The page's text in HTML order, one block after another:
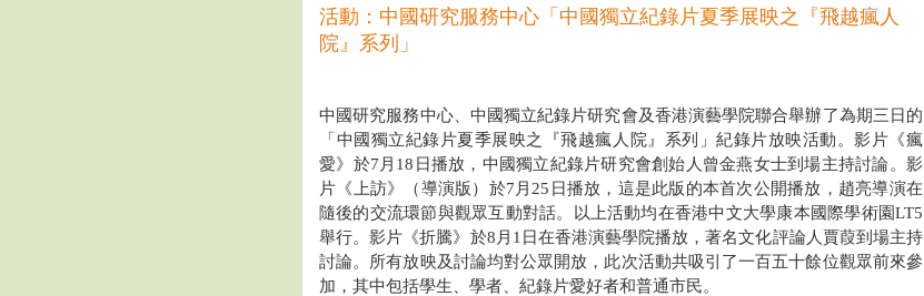
活動：中國研究服務中心「中國獨立紀錄片夏季展映之『飛越瘋人
院』系列」
中國研究服務中心、中國獨立紀錄片研究會及香港演藝學院聯合舉辦了為期三日的
「中國獨立紀錄片夏季展映之『飛越瘋人院』系列」紀錄片放映活動。影片《瘋
愛》於7月18日播放，中國獨立紀錄片研究會創始人曾金燕女士到場主持討論。影
片《上訪》（導演版）於7月25日播放，這是此版的本首次公開播放，趙亮導演在
隨後的交流環節與觀眾互動對話。以上活動均在香港中文大學康本國際學術園LT5
舉行。影片《折騰》於8月1日在香港演藝學院播放，著名文化評論人賈葭到場主持
討論。所有放映及討論均對公眾開放，此次活動共吸引了一百五十餘位觀眾前來參
加，其中包括學生、學者、紀錄片愛好者和普通市民。